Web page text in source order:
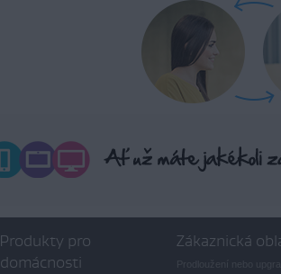
Produkty pro
domácnosti
Zákaznická